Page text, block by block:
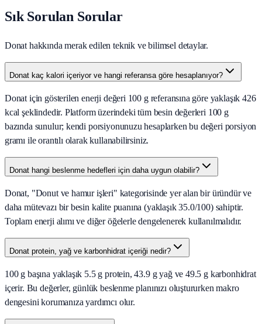
Sık Sorulan Sorular
Donat hakkında merak edilen teknik ve bilimsel detaylar.
Donat kaç kalori içeriyor ve hangi referansa göre hesaplanıyor?
Donat için gösterilen enerji değeri 100 g referansına göre yaklaşık 426
kcal şeklindedir. Platform üzerindeki tüm besin değerleri 100 g
bazında sunulur; kendi porsiyonunuzu hesaplarken bu değeri porsiyon
gramı ile orantılı olarak kullanabilirsiniz.
Donat hangi beslenme hedefleri için daha uygun olabilir?
Donat, "Donut ve hamur işleri" kategorisinde yer alan bir üründür ve
daha mütevazı bir besin kalite puanına (yaklaşık 35.0/100) sahiptir.
Toplam enerji alımı ve diğer öğelerle dengelenerek kullanılmalıdır.
Donat protein, yağ ve karbonhidrat içeriği nedir?
100 g başına yaklaşık 5.5 g protein, 43.9 g yağ ve 49.5 g karbonhidrat
içerir. Bu değerler, günlük beslenme planınızı oluştururken makro
dengesini korumanıza yardımcı olur.